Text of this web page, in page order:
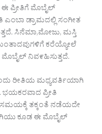
ಪ್ರೀತಿಗೆ ಮೊಬೈಲ್
ಎಂಬಾ ಡ್ರಾಮದಲ್ಲಿ ಸಂಗೀತ
ಸಿನೆಮಾ,ಮೋಜು, ಮಸ್ತಿ
ಕರೆಯ್ಯೋಲೆ
ಮೊಬೈಲ್ ನಿವ೯ಹಿಸುತ್ತದೆ.
ರೀತಿಯ ಮಧ್ಯವರ್ತಿಯಾಗಿ
ಭಯಕರವಾದ ಪ್ರೀತಿ
ಸಮಯಕ್ಕೆ ತಕ್ಕಂತೆ ನಡೆಯದೇ
ಕೂಡ ಈ ಮೊಬೈಲ್